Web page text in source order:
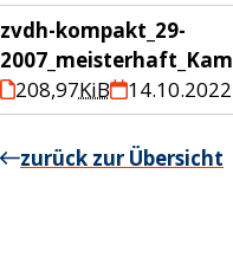
zvdh-kompakt_29-
208,97KiB 14.10.2022
zurück zur Übersicht